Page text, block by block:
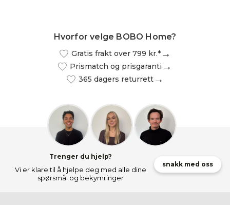
Hvorfor velge BOBO Home?
Gratis frakt over 799 kr.*
Prismatch og prisgaranti
365 dagers returrett
Trenger du hjelp?
Vi er klare til å hjelpe deg med alle dine
spørsmål og bekymringer
snakk med oss